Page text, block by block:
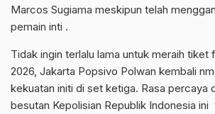
Marcos Sugiama meskipun telah
pemain inti .
Tidak ingin terlalu lama untuk meraih tiket
2026, Jakarta Popsivo Polwan kembali
kekuatan initi di set ketiga. Rasa percaya
besutan Kepolisian Republik Indonesia ini